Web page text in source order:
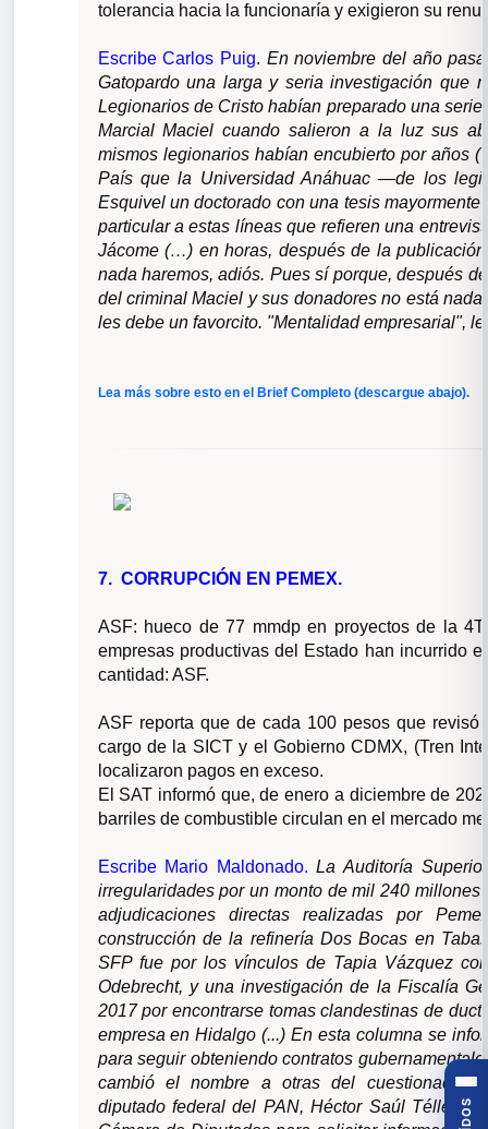
tolerancia hacia la funcionaría y exigieron su
Escribe Carlos Puig. En noviembre del año
Gatopardo una larga y seria investigación que
Legionarios de Cristo habían preparado una
Marcial Maciel cuando salieron a la luz sus
mismos legionarios habían encubierto por años
País que la Universidad Anáhuac —de los
Esquivel un doctorado con una tesis
particular a estas líneas que refieren una
Jácome (…) en horas, después de la
nada haremos, adiós. Pues sí porque, después
del criminal Maciel y sus donadores no está
les debe un favorcito. "Mentalidad empresarial",
Lea más sobre esto en el Brief Completo (descargue abajo).
7. CORRUPCIÓN EN PEMEX.
ASF: hueco de 77 mmdp en proyectos de la
empresas productivas del Estado han incurrido
cantidad: ASF.
ASF reporta que de cada 100 pesos que
cargo de la SICT y el Gobierno CDMX, (Tren
localizaron pagos en exceso.
El SAT informó que, de enero a diciembre de
barriles de combustible circulan en el mercado
Escribe Mario Maldonado. La Auditoría
irregularidades por un monto de mil 240
adjudicaciones directas realizadas por
construcción de la refinería Dos Bocas en
SFP fue por los vínculos de Tapia Vázquez
Odebrecht, y una investigación de la Fiscalía
2017 por encontrarse tomas clandestinas de
empresa en Hidalgo (...) En esta columna se
para seguir obteniendo contratos
cambió el nombre a otras del cuestionado
diputado federal del PAN, Héctor Saúl Téllez,